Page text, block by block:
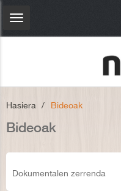
Navegación
Hasiera > Bideoak
Bideoak
Dokumentalen zerrenda